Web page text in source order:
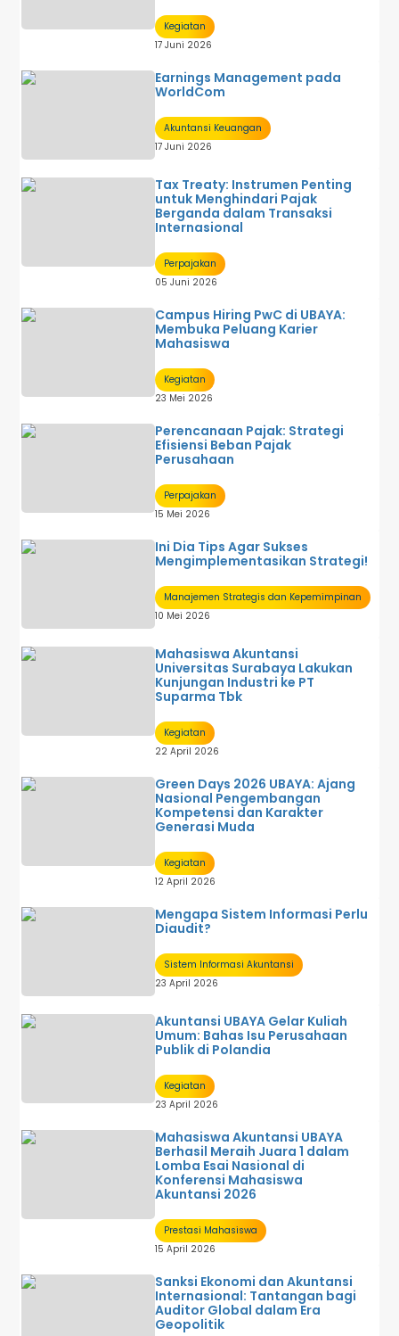
Kegiatan
17 Juni 2026
Earnings Management pada
WorldCom
Akuntansi Keuangan
17 Juni 2026
Tax Treaty: Instrumen Penting
untuk Menghindari Pajak
Berganda dalam Transaksi
Internasional
Perpajakan
05 Juni 2026
Campus Hiring PwC di UBAYA:
Membuka Peluang Karier
Mahasiswa
Kegiatan
23 Mei 2026
Perencanaan Pajak: Strategi
Efisiensi Beban Pajak
Perusahaan
Perpajakan
15 Mei 2026
Ini Dia Tips Agar Sukses
Mengimplementasikan Strategi!
Manajemen Strategis dan Kepemimpinan
10 Mei 2026
Mahasiswa Akuntansi
Universitas Surabaya Lakukan
Kunjungan Industri ke PT
Suparma Tbk
Kegiatan
22 April 2026
Green Days 2026 UBAYA: Ajang
Nasional Pengembangan
Kompetensi dan Karakter
Generasi Muda
Kegiatan
12 April 2026
Mengapa Sistem Informasi Perlu
Diaudit?
Sistem Informasi Akuntansi
23 April 2026
Akuntansi UBAYA Gelar Kuliah
Umum: Bahas Isu Perusahaan
Publik di Polandia
Kegiatan
23 April 2026
Mahasiswa Akuntansi UBAYA
Berhasil Meraih Juara 1 dalam
Lomba Esai Nasional di
Konferensi Mahasiswa
Akuntansi 2026
Prestasi Mahasiswa
15 April 2026
Sanksi Ekonomi dan Akuntansi
Internasional: Tantangan bagi
Auditor Global dalam Era
Geopolitik